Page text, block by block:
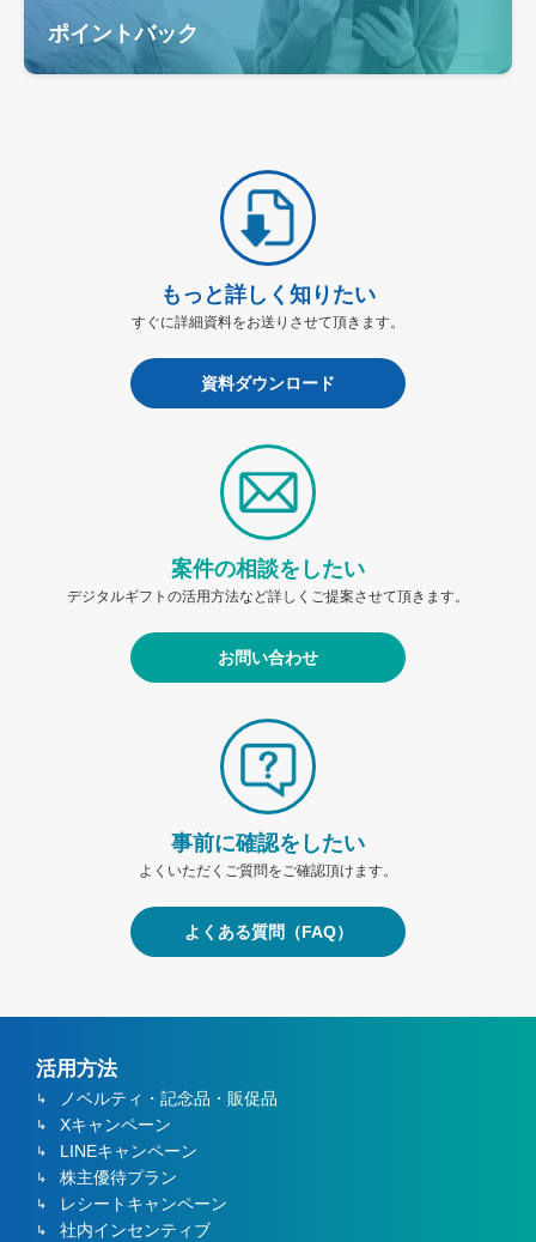
ポイントバック
もっと詳しく知りたい
すぐに詳細資料をお送りさせて頂きます。
資料ダウンロード
案件の相談をしたい
デジタルギフトの活用方法など詳しくご提案させて頂きます。
お問い合わせ
事前に確認をしたい
よくいただくご質問をご確認頂けます。
よくある質問（FAQ）
活用方法
ノベルティ・記念品・販促品
Xキャンペーン
LINEキャンペーン
株主優待プラン
レシートキャンペーン
社内インセンティブ